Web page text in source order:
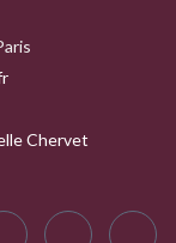
Chervet